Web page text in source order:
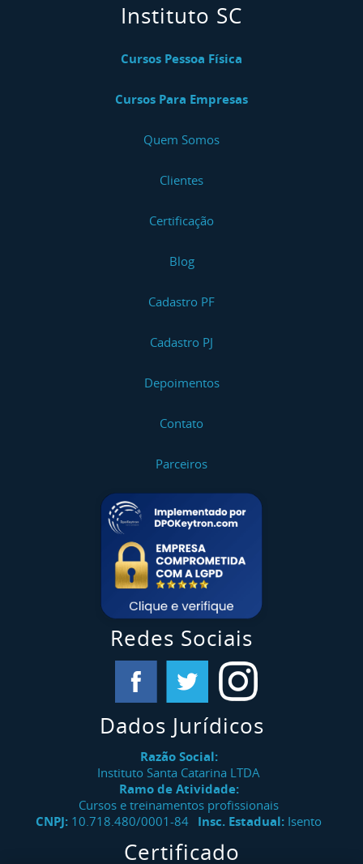
Instituto SC
Cursos Pessoa Física
Cursos Para Empresas
Quem Somos
Clientes
Certificação
Blog
Cadastro PF
Cadastro PJ
Depoimentos
Contato
Parceiros
Redes Sociais
Dados Jurídicos
Razão Social:
Instituto Santa Catarina LTDA
Ramo de Atividade:
Cursos e treinamentos profissionais
CNPJ: 10.718.480/0001-84 Insc. Estadual: Isento
Certificado